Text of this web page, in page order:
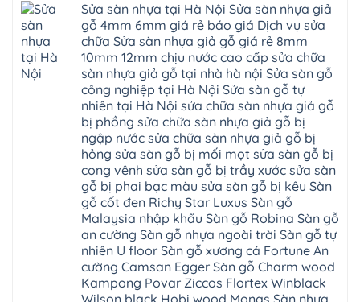
quốc
đông
phòng
xuyên
đống
giang
Đồng
Dương
Đồng
Khánh
Phượng
Thuận
Thanh
Thượng
Phúc
Thường
Chương
Dương
Hồng
Xuyên
Phượng
Chuyên
Nẵng
Xuyên
Thanh
nhựa
nhựa
composite
Xuân
Đông
Ngạc
Quảng
Thượng
Xuân
Phương
Nẵng
Long
khóa
glotex
4mm
6mm
nhiêu
nhựa
charm
wood
hobiwood
kosmos
fukione
wilson
4mm
6mm
chống
nước
Sửa sàn nhựa tại Hà Nội Sửa sàn nhựa giả
gỗ 4mm 6mm giá rẻ báo giá Dịch vụ sửa
chữa Sửa sàn nhựa giả gỗ giá rẻ 8mm
10mm 12mm chịu nước cao cấp sửa chữa
sàn nhựa giả gỗ tại nhà hà nội Sửa sàn gỗ
công nghiệp tại Hà Nội Sửa sàn gỗ tự
nhiên tại Hà Nội sửa chữa sàn nhựa giả gỗ
bị phồng sửa chữa sàn nhựa giả gỗ bị
ngập nước sửa chữa sàn nhựa giả gỗ bị
hỏng sửa sàn gỗ bị mối mọt sửa sàn gỗ bị
cong vênh sửa sàn gỗ bị trầy xước sửa sàn
gỗ bị phai bạc màu sửa sàn gỗ bị kêu Sàn
gỗ cốt đen Richy Star Luxus Sàn gỗ
Malaysia nhập khẩu Sàn gỗ Robina Sàn gỗ
an cường Sàn gỗ nhựa ngoài trời Sàn gỗ tự
nhiên U floor Sàn gỗ xương cá Fortune An
cường Camsan Egger Sàn gỗ Charm wood
Kampong Povar Ziccos Flortex Winblack